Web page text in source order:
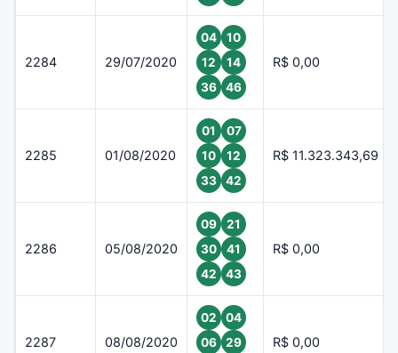
2284 29/07/2020
04
10
12
14
36
46
R$ 0,00
2285 01/08/2020
01
07
10
12
33
42
R$ 11.323.343,69
2286 05/08/2020
09
21
30
41
42
43
R$ 0,00
2287 08/08/2020
02
04
06
29
R$ 0,00